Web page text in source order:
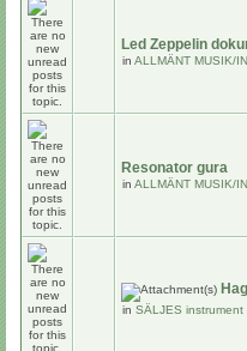
Led Zeppelin
in ALLMÄNT MUSIK/
Resonator gura
in ALLMÄNT MUSIK/
in SÄLJES instrument